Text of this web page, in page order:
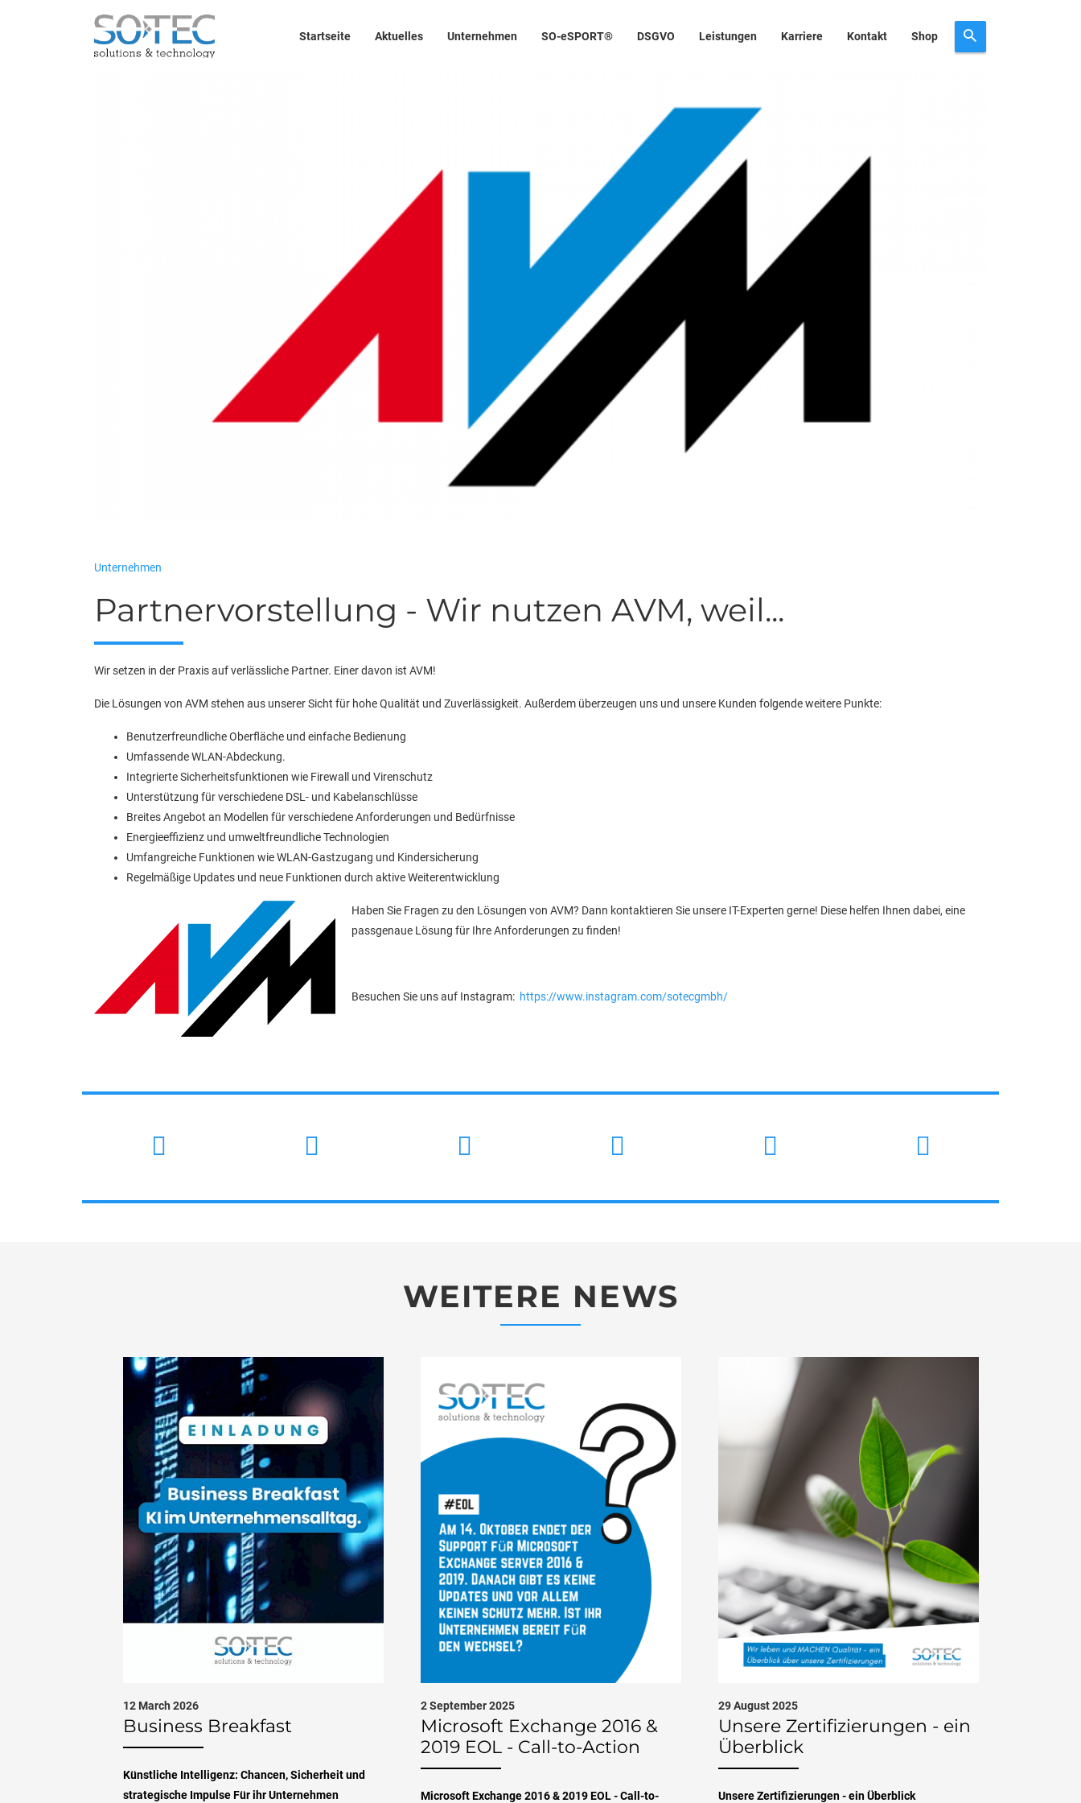
Startseite Aktuelles Unternehmen SO-eSPORT® DSGVO Leistungen Karriere Kontakt Shop
Unternehmen
Partnervorstellung - Wir nutzen AVM, weil...
Wir setzen in der Praxis auf verlässliche Partner. Einer davon ist AVM!
Die Lösungen von AVM stehen aus unserer Sicht für hohe Qualität und Zuverlässigkeit. Außerdem überzeugen uns und unsere Kunden folgende weitere Punkte:
Benutzerfreundliche Oberfläche und einfache Bedienung
Umfassende WLAN-Abdeckung.
Integrierte Sicherheitsfunktionen wie Firewall und Virenschutz
Unterstützung für verschiedene DSL- und Kabelanschlüsse
Breites Angebot an Modellen für verschiedene Anforderungen und Bedürfnisse
Energieeffizienz und umweltfreundliche Technologien
Umfangreiche Funktionen wie WLAN-Gastzugang und Kindersicherung
Regelmäßige Updates und neue Funktionen durch aktive Weiterentwicklung
Haben Sie Fragen zu den Lösungen von AVM? Dann kontaktieren Sie unsere IT-Experten gerne! Diese helfen Ihnen dabei, eine
passgenaue Lösung für Ihre Anforderungen zu finden!
Besuchen Sie uns auf Instagram: https://www.instagram.com/sotecgmbh/
WEITERE NEWS
12 March 2026
Business Breakfast
Künstliche Intelligenz: Chancen, Sicherheit und
strategische Impulse Für ihr Unternehmen
2 September 2025
Microsoft Exchange 2016 &
2019 EOL - Call-to-Action
Microsoft Exchange 2016 & 2019 EOL - Call-to-
29 August 2025
Unsere Zertifizierungen - ein
Überblick
Unsere Zertifizierungen - ein Überblick